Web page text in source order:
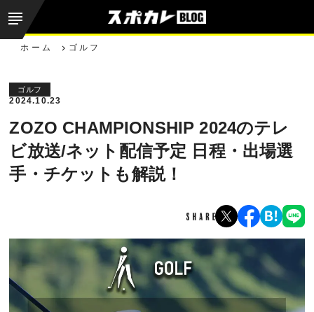
ホーム ゴルフ
ゴルフ
2024.10.23
ZOZO CHAMPIONSHIP 2024のテレ
ビ放送/ネット配信予定 日程・出場選
手・チケットも解説！